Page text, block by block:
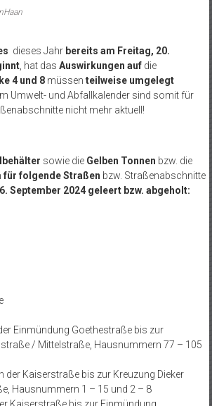
dieses Jahr bereits am Freitag, 20.
, hat das Auswirkungen auf die
4 und 8müssen teilweise umgelegt
Umwelt- und Abfallkalender sind somit für
nicht mehr aktuell!
sowie die Gelben Tonnen bzw. die
für folgende Straßen bzw. Straßenabschnitte
September 2024 geleert bzw. abgeholt:
Einmündung Goethestraße bis zur
/ Mittelstraße, Hausnummern 77 – 105
der Kaiserstraße bis zur Kreuzung Dieker
Hausnummern 1 – 15 und 2 – 8
Kaiserstraße bis zur Einmündung